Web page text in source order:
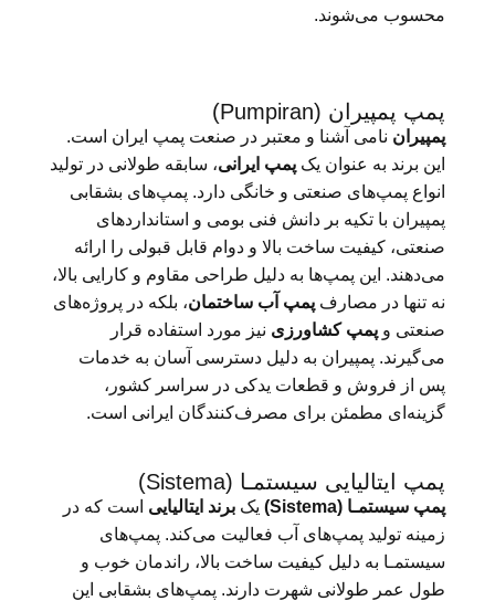
محسوب می‌شوند.
پمپ پمپیران (Pumpiran)
پمپیران نامی آشنا و معتبر در صنعت پمپ ایران است.
این برند به عنوان یک پمپ ایرانی، سابقه طولانی در تولید
انواع پمپ‌های صنعتی و خانگی دارد. پمپ‌های بشقابی
پمپیران با تکیه بر دانش فنی بومی و استانداردهای
صنعتی، کیفیت ساخت بالا و دوام قابل قبولی را ارائه
می‌دهند. این پمپ‌ها به دلیل طراحی مقاوم و کارایی بالا،
نه تنها در مصارف پمپ آب ساختمان، بلکه در پروژه‌های
صنعتی و پمپ کشاورزی نیز مورد استفاده قرار
می‌گیرند. پمپیران به دلیل دسترسی آسان به خدمات
پس از فروش و قطعات یدکی در سراسر کشور،
گزینه‌ای مطمئن برای مصرف‌کنندگان ایرانی است.
پمپ ایتالیایی سیستمـا (Sistema)
پمپ سیستمـا (Sistema) یک برند ایتالیایی است که در
زمینه تولید پمپ‌های آب فعالیت می‌کند. پمپ‌های
سیستمـا به دلیل کیفیت ساخت بالا، راندمان خوب و
طول عمر طولانی شهرت دارند. پمپ‌های بشقابی این